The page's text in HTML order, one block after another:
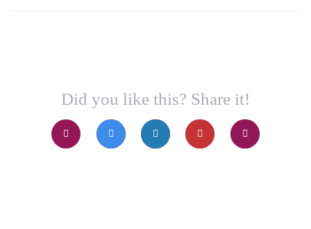
Did you like this? Share it!